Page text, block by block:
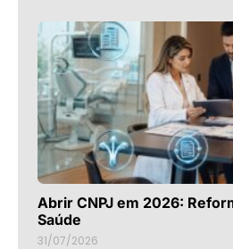
Abrir CNPJ em 2026:
Saúde
31/07/2026